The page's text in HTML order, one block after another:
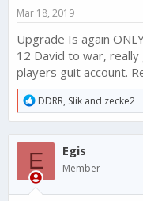
:
Mar 18, 2019
Upgrade Is again
12 David to war,
players guit account.
R
e
a
c
t
i
o
n
DDRR, Slik and zecke2
E Egis
Member